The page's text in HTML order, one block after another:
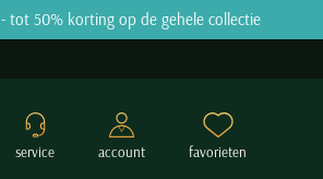
tot 50% korting op de gehele collectie
service account favorieten